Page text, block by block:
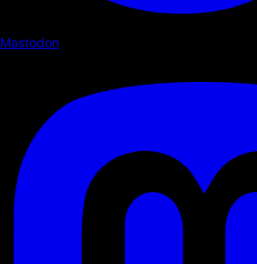
Mastodon